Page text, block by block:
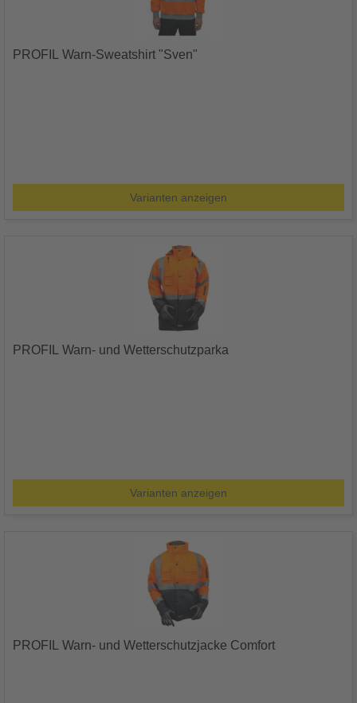
PROFIL Warn-Sweatshirt "Sven"
Varianten anzeigen
PROFIL Warn- und Wetterschutzparka
Varianten anzeigen
PROFIL Warn- und Wetterschutzjacke Comfort